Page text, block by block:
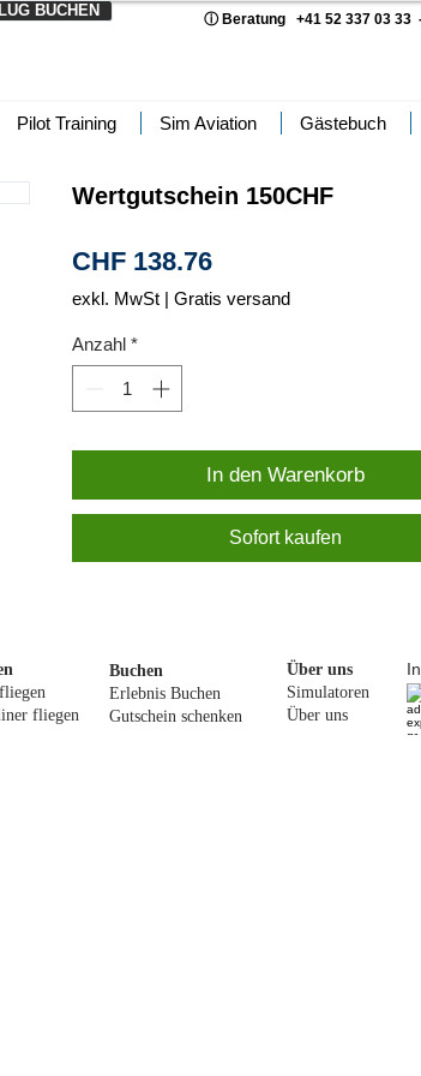
ⓘ Beratung +41 52 337 03 33
Pilot Training Sim Aviation Gästebuch
BUCHEN
Wertgutschein 150CHF
CHF 138.76Preis
exkl. MwSt | Gratis versand
Anzahl *
In den Warenkorb
Sofort kaufen
fliegen
Buchen​
Erlebnis Buchen
Gutschein schenken
Über uns
Simulatoren
Über uns